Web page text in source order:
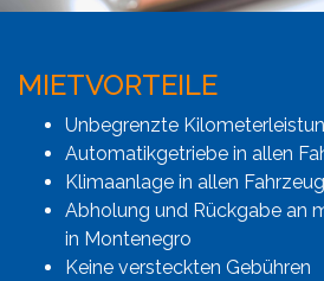
MIETVORTEILE
Unbegrenzte
Automatikgetriebe in allen
Klimaanlage in allen
Abholung und Rückgabe an
in Montenegro
Keine versteckten Gebühren